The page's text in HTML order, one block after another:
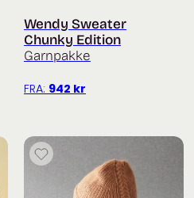
Wendy Sweater
Chunky Edition
Garnpakke
FRA: 942 kr